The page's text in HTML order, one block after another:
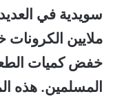
سويدية في
ملايين
خفض كميات
المسلمين. هذه